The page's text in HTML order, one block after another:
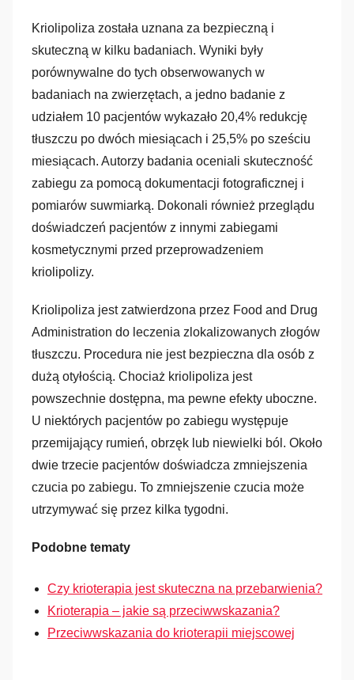
Kriolipoliza została uznana za bezpieczną i
skuteczną w kilku badaniach. Wyniki były
porównywalne do tych obserwowanych w
badaniach na zwierzętach, a jedno badanie z
udziałem 10 pacjentów wykazało 20,4% redukcję
tłuszczu po dwóch miesiącach i 25,5% po sześciu
miesiącach. Autorzy badania oceniali skuteczność
zabiegu za pomocą dokumentacji fotograficznej i
pomiarów suwmiarką. Dokonali również przeglądu
doświadczeń pacjentów z innymi zabiegami
kosmetycznymi przed przeprowadzeniem
kriolipolizy.
Kriolipoliza jest zatwierdzona przez Food and Drug
Administration do leczenia zlokalizowanych złogów
tłuszczu. Procedura nie jest bezpieczna dla osób z
dużą otyłością. Chociaż kriolipoliza jest
powszechnie dostępna, ma pewne efekty uboczne.
U niektórych pacjentów po zabiegu występuje
przemijający rumień, obrzęk lub niewielki ból. Około
dwie trzecie pacjentów doświadcza zmniejszenia
czucia po zabiegu. To zmniejszenie czucia może
utrzymywać się przez kilka tygodni.
Podobne tematy
Czy krioterapia jest skuteczna na przebarwienia?
Krioterapia – jakie są przeciwwskazania?
Przeciwwskazania do krioterapii miejscowej